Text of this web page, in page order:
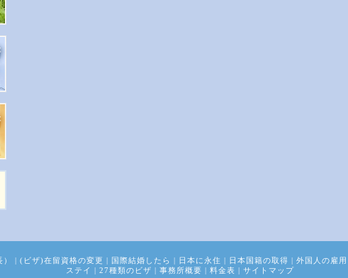
| (ビザ)在留資格の変更 | 国際結婚したら | 日本に永住 | 日本国籍の取得 | 外国人の雇
ステイ | 27種類のビザ | 事務所概要 | 料金表 | サイトマップ